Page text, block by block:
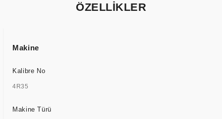
ÖZELLİKLER
Makine
Kalibre No
4R35
Makine Türü